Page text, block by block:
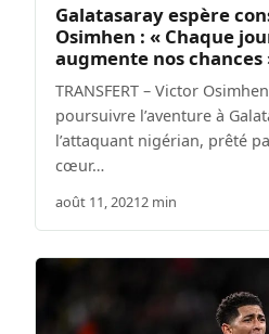
Galatasaray espère
Osimhen : « Chaque
augmente nos chances
TRANSFERT – Victor
poursuivre l’aventure à
l’attaquant nigérian, prêté
cœur…
août 11, 20212 min